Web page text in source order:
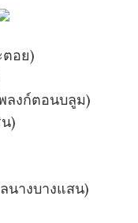
ตอย)
ลงก์ตอนบลูม)
)
นางบางแสน)